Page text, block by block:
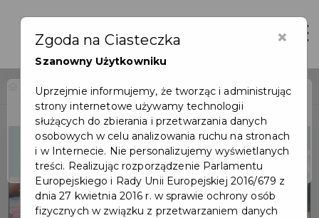
Home Wydarzenia Dziecięcy Pchli Targ
Wydarzenie już się
zakończyło
×
Zgoda na Ciasteczka
Szanowny Użytkowniku
Uprzejmie informujemy, że tworząc i administrując
strony internetowe używamy technologii
służących do zbierania i przetwarzania danych
osobowych w celu analizowania ruchu na stronach
i w Internecie. Nie personalizujemy wyświetlanych
treści. Realizując rozporządzenie Parlamentu
Europejskiego i Rady Unii Europejskiej 2016/679 z
dnia 27 kwietnia 2016 r. w sprawie ochrony osób
fizycznych w związku z przetwarzaniem danych